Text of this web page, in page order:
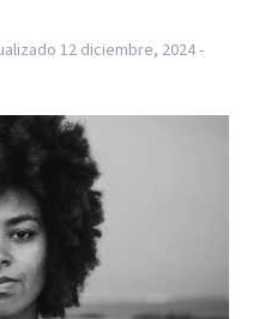
12 diciembre, 2024 -